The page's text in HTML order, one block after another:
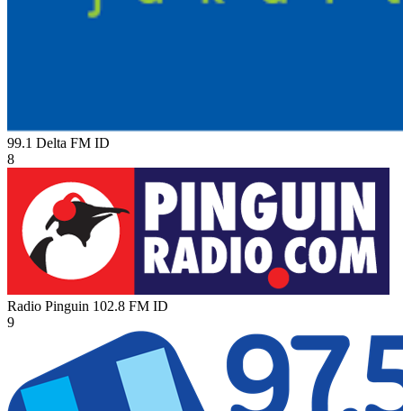
99.1 Delta FM ID
8
Radio Pinguin 102.8 FM ID
9